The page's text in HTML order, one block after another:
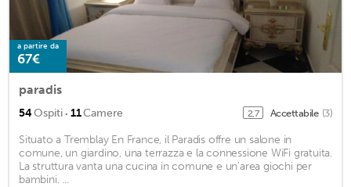
a partire da
67€
paradis
54Ospiti · 11Camere 2,7 Accettabile (3)
Situato a Tremblay En France, il Paradis offre un salone in
comune, un giardino, una terrazza e la connessione WiFi gratuita.
La struttura vanta una cucina in comune e un'area giochi per
bambini. ...